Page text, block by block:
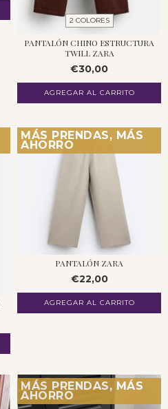
2 COLORES
PANTALÓN CHINO ESTRUCTURA
TWILL ZARA
€30,00
AGREGAR AL CARRITO
MÁS PRENDAS, MÁS
AHORRO
PANTALÓN ZARA
€22,00
MÁS PRENDAS, MÁS
AHORRO